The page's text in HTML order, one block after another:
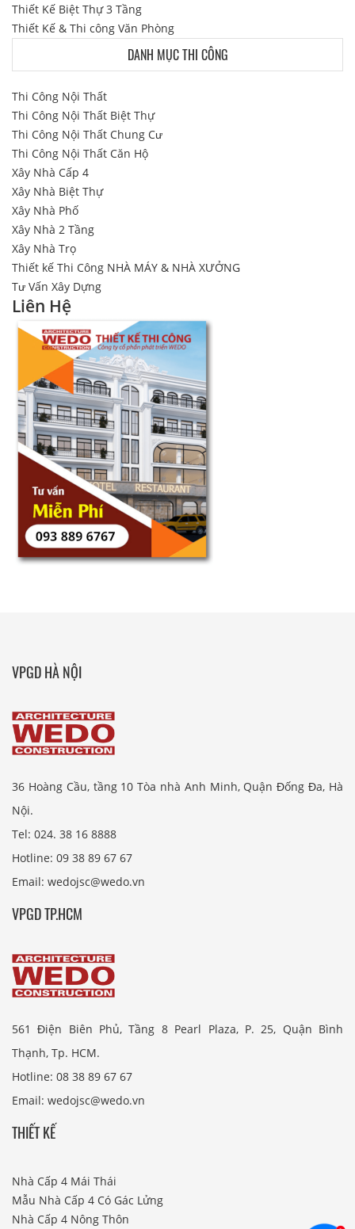
Thiết Kế Biệt Thự 3 Tầng
Thiết Kế & Thi công Văn Phòng
DANH MỤC THI CÔNG
Thi Công Nội Thất
Thi Công Nội Thất Biệt Thự
Thi Công Nội Thất Chung Cư
Thi Công Nội Thất Căn Hộ
Xây Nhà Cấp 4
Xây Nhà Biệt Thự
Xây Nhà Phố
Xây Nhà 2 Tầng
Xây Nhà Trọ
Thiết kế Thi Công NHÀ MÁY & NHÀ XƯỞNG
Tư Vấn Xây Dựng
Liên Hệ
VPGD HÀ NỘI
36 Hoàng Cầu, tầng 10 Tòa nhà Anh Minh, Quận Đống Đa, Hà
Nội.
Tel: 024. 38 16 8888
Hotline: 09 38 89 67 67
Email: wedojsc@wedo.vn
VPGD TP.HCM
561 Điện Biên Phủ, Tầng 8 Pearl Plaza, P. 25, Quận Bình
Thạnh, Tp. HCM.
Hotline: 08 38 89 67 67
Email: wedojsc@wedo.vn
THIẾT KẾ
Nhà Cấp 4 Mái Thái
Mẫu Nhà Cấp 4 Có Gác Lửng
Nhà Cấp 4 Nông Thôn